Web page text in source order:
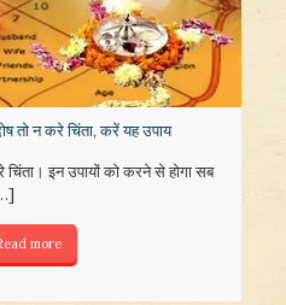
तो न करे चिंता, करें यह उपाय
इन उपायों को करने से होगा सब
more